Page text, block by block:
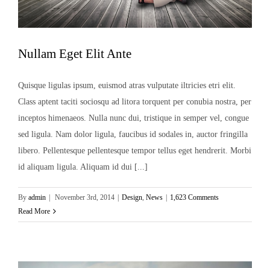
Nullam Eget Elit Ante
Quisque ligulas ipsum, euismod atras vulputate iltricies etri elit.
Class aptent taciti sociosqu ad litora torquent per conubia nostra, per
inceptos himenaeos. Nulla nunc dui, tristique in semper vel, congue
sed ligula. Nam dolor ligula, faucibus id sodales in, auctor fringilla
libero. Pellentesque pellentesque tempor tellus eget hendrerit. Morbi
id aliquam ligula. Aliquam id dui [...]
By admin | November 3rd, 2014 | Design News | 1,623 Comments
Read More